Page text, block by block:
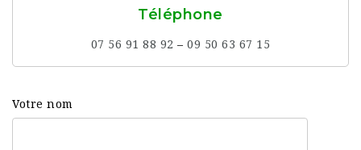
Téléphone
07 56 91 88 92 –09 50 63 67 15
Votre nom